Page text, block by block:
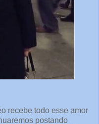
recebe todo esse amor
postando